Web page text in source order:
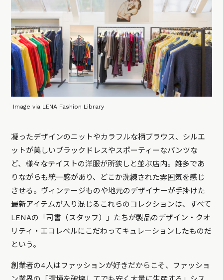
Image via LENA Fashion Library
凝ったデザインのニットやカラフルな柄ブラウス、シルエ
ットが美しいブラックドレスやスポーティーなパンツな
ど、様々なテイストの洋服が所狭しと並ぶ店内。雑多であ
りながらも統一感があり、どこか洗練された雰囲気を感じ
させる。ヴィンテージものや地元のデザイナーが手掛けた
最新アイテムが入り混じるこれらのコレクションは、すべて
LENAの「司書（スタッフ）」たちが製品のデザイン・クオ
リティ・エコレベルにこだわってキュレーションしたものだ
という。
創業者の4人はファッションが好きだからこそ、ファッショ